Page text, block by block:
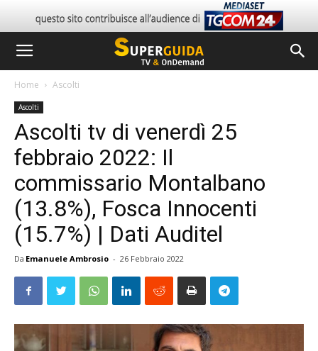
Home Ascolti
Ascolti
Ascolti tv di venerdì 25
febbraio 2022: Il
commissario Montalbano
(13.8%), Fosca Innocenti
(15.7%) | Dati Auditel
Da Emanuele Ambrosio - 26 Febbraio 2022